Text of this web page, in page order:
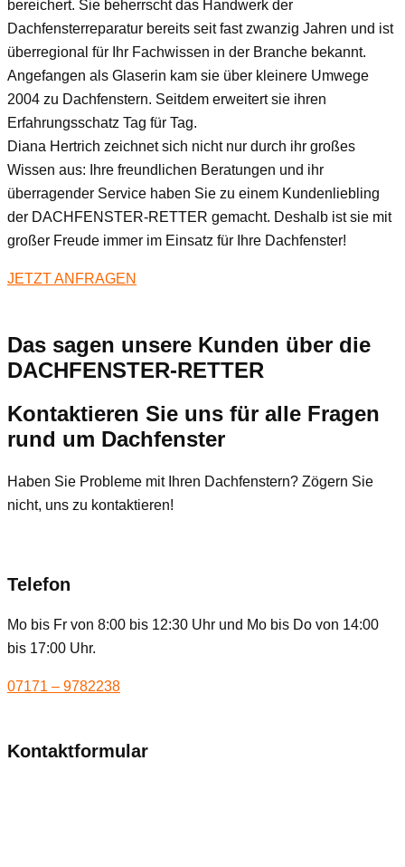
bereichert. Sie beherrscht das Handwerk der
Dachfensterreparatur bereits seit fast zwanzig Jahren und ist
überregional für Ihr Fachwissen in der Branche bekannt.
Angefangen als Glaserin kam sie über kleinere Umwege
2004 zu Dachfenstern. Seitdem erweitert sie ihren
Erfahrungsschatz Tag für Tag.
Diana Hertrich zeichnet sich nicht nur durch ihr großes
Wissen aus: Ihre freundlichen Beratungen und ihr
überragender Service haben Sie zu einem Kundenliebling
der DACHFENSTER-RETTER gemacht. Deshalb ist sie mit
großer Freude immer im Einsatz für Ihre Dachfenster!
JETZT ANFRAGEN
Das sagen unsere Kunden über die
DACHFENSTER-RETTER
Kontaktieren Sie uns für alle Fragen
rund um Dachfenster
Haben Sie Probleme mit Ihren Dachfenstern? Zögern Sie
nicht, uns zu kontaktieren!
Telefon
Mo bis Fr von 8:00 bis 12:30 Uhr und Mo bis Do von 14:00
bis 17:00 Uhr.
07171 – 9782238
Kontaktformular